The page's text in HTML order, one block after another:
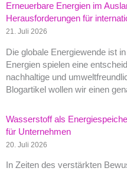
Erneuerbare Energien im
Herausforderungen für
21. Juli 2026
Die globale Energiewende ist
Energien spielen eine
nachhaltige und
Blogartikel wollen wir einen
Wasserstoff als
für Unternehmen
20. Juli 2026
In Zeiten des verstärkten